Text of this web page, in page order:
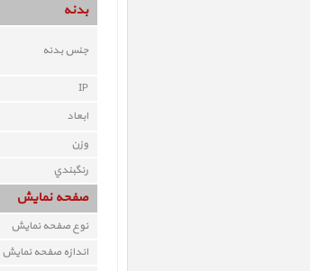
بدنه
جنس بدنه
IP
ابعاد
وزن
رنگبندي
صفحه نمايش
نوع صفحه نمايش
اندازه صفحه نمايش